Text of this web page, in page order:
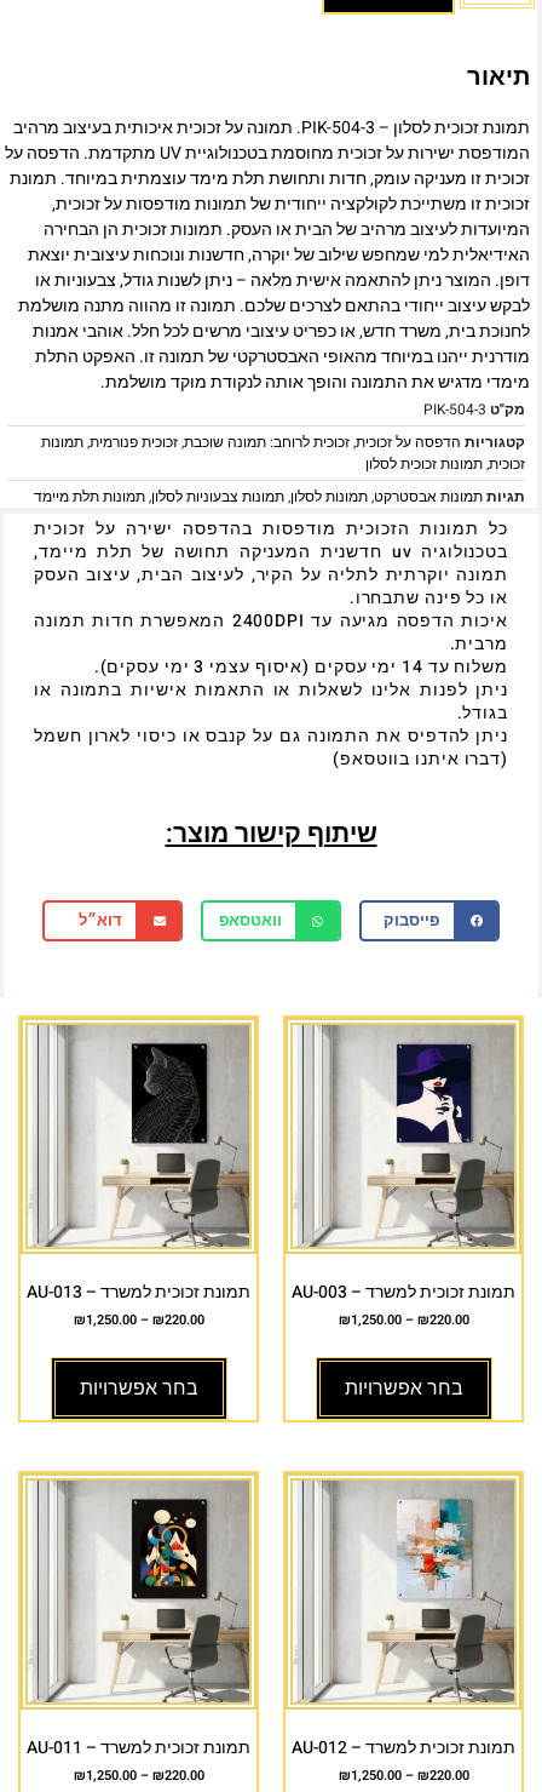
תיאור
תמונת זכוכית לסלון – PIK-504-3. תמונה על זכוכית איכותית בעיצוב מרהיב
המודפסת ישירות על זכוכית מחוסמת בטכנולוגיית UV מתקדמת. הדפסה על
זכוכית זו מעניקה עומק, חדות ותחושת תלת מימד עוצמתית במיוחד. תמונת
זכוכית זו משתייכת לקולקציה ייחודית של תמונות מודפסות על זכוכית,
המיועדות לעיצוב מרהיב של הבית או העסק. תמונות זכוכית הן הבחירה
האידיאלית למי שמחפש שילוב של יוקרה, חדשנות ונוכחות עיצובית יוצאת
דופן. המוצר ניתן להתאמה אישית מלאה – ניתן לשנות גודל, צבעוניות או
לבקש עיצוב ייחודי בהתאם לצרכים שלכם. תמונה זו מהווה מתנה מושלמת
לחנוכת בית, משרד חדש, או כפריט עיצובי מרשים לכל חלל. אוהבי אמנות
מודרנית ייהנו במיוחד מהאופי האבסטרקטי של תמונה זו. האפקט התלת
מימדי מדגיש את התמונה והופך אותה לנקודת מוקד מושלמת.
מק"ט PIK-504-3
קטגוריות הדפסה על זכוכית,זכוכית לרוחב: תמונה שוכבת,זכוכית פנורמית,תמונות
זכוכית,תמונות זכוכית לסלון
תגיותתמונות אבסטרקט,תמונות לסלון,תמונות צבעוניות לסלון,תמונות תלת מיימד
כל תמונות הזכוכית מודפסות בהדפסה ישירה על זכוכית
בטכנולוגיה uv חדשנית המעניקה תחושה של תלת מיימד,
תמונה יוקרתית לתליה על הקיר, לעיצוב הבית, עיצוב העסק
או כל פינה שתבחרו.
איכות הדפסה מגיעה עד 2400DPI המאפשרת חדות תמונה
מרבית.
משלוח עד 14 ימי עסקים (איסוף עצמי 3 ימי עסקים).
ניתן לפנות אלינו לשאלות או התאמות אישיות בתמונה או
בגודל.
ניתן להדפיס את התמונה גם על קנבס או כיסוי לארון חשמל
(דברו איתנו בווטסאפ)
שיתוף קישור מוצר:
פייסבוק וואטסאפ דוא״ל
תמונת זכוכית למשרד – AU-003
₪220.00
–
₪1,250.00
בחר אפשרויות
תמונת זכוכית למשרד – AU-013
₪220.00
–
₪1,250.00
בחר אפשרויות
תמונת זכוכית למשרד – AU-012
₪220.00
–
₪1,250.00
תמונת זכוכית למשרד – AU-011
₪220.00
–
₪1,250.00